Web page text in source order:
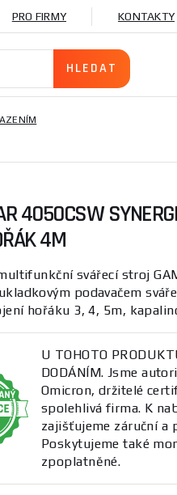
PRO FIRMY KONTAKTY
4050CSW
4M
svářecí stroj
podavačem
hořáku 3, 4, 5m,
U TOHOTO
DODÁNÍM. Jsme
Omicron, držitelé
spolehlivá firma. K
zajišťujeme záruční a
Poskytujeme také
zpoplatněné.